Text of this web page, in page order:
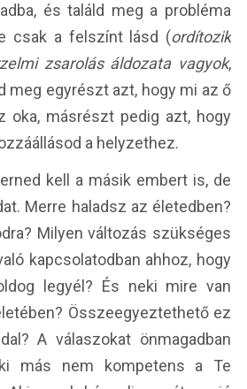
és találd meg a probléma
csak a felszínt lásd (ordítozik
zsarolás áldozata vagyok,
meg egyrészt azt, hogy mi az ő
oka, másrészt pedig azt, hogy
a helyzethez.
kell a másik embert is, de
Merre haladsz az életedben?
Milyen változás szükséges
kapcsolatodban ahhoz, hogy
legyél? És neki mire van
Összeegyeztethető ez
A válaszokat önmagadban
más nem kompetens a Te